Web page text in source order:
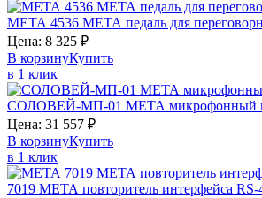
МЕТА 4536 МЕТА педаль для
Цена: 8 325 ₽
В корзинуКупить
в 1 клик
СОЛОВЕЙ‑МП-01 МЕТА микрофонный
Цена: 31 557 ₽
В корзинуКупить
в 1 клик
7019 МЕТА повторитель интерфейса RS-